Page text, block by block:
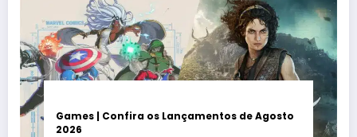
Games | Confira os Lançamentos de Agosto
2026